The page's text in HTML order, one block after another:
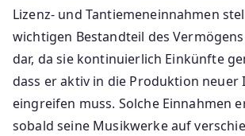
Lizenz- und Tantiemeneinnahmen
wichtigen Bestandteil des
dar, da sie kontinuierlich Einkünfte
dass er aktiv in die Produktion neuer
eingreifen muss. Solche Einnahmen
sobald seine Musikwerke auf